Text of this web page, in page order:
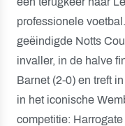
professionele
geëindigde Notts
invaller, in de halve
Barnet (2-0) en treft
in het iconische
competitie: